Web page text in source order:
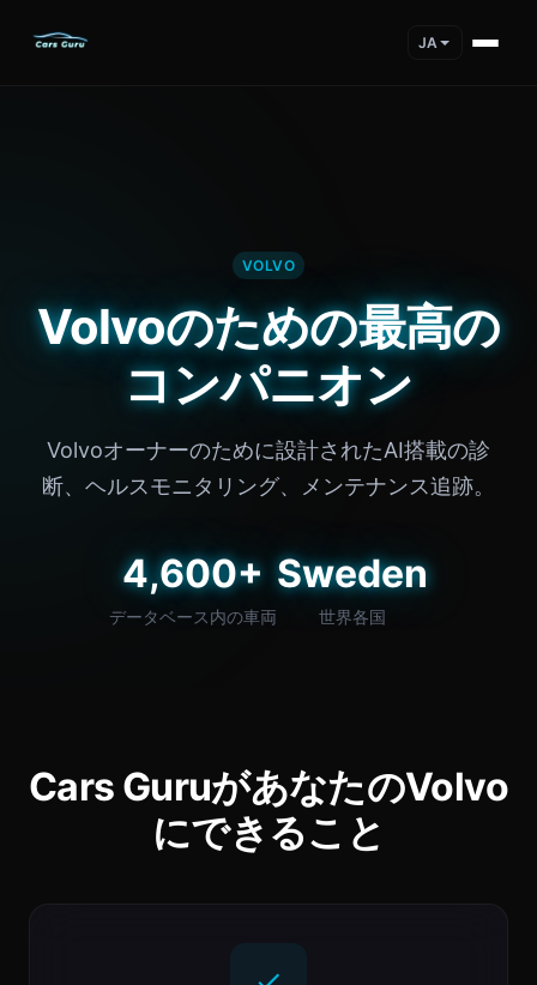
JA
VOLVO
Volvoのための最高の
コンパニオン
Volvoオーナーのために設計されたAI搭載の診
断、ヘルスモニタリング、メンテナンス追跡。
4,600+
データベース内の車両
Sweden
世界各国
Cars GuruがあなたのVolvo
にできること